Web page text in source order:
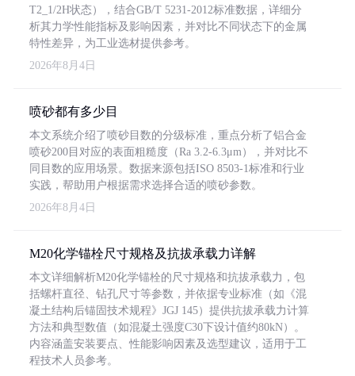
T2_1/2H状态），结合GB/T 5231-2012标准数据，详细分
析其力学性能指标及影响因素，并对比不同状态下的金属
特性差异，为工业选材提供参考。
2026年8月4日
喷砂都有多少目
本文系统介绍了喷砂目数的分级标准，重点分析了铝合金
喷砂200目对应的表面粗糙度（Ra 3.2-6.3μm），并对比不
同目数的应用场景。数据来源包括ISO 8503-1标准和行业
实践，帮助用户根据需求选择合适的喷砂参数。
2026年8月4日
M20化学锚栓尺寸规格及抗拔承载力详解
本文详细解析M20化学锚栓的尺寸规格和抗拔承载力，包
括螺杆直径、钻孔尺寸等参数，并依据专业标准（如《混
凝土结构后锚固技术规程》JGJ 145）提供抗拔承载力计算
方法和典型数值（如混凝土强度C30下设计值约80kN）。
内容涵盖安装要点、性能影响因素及选型建议，适用于工
程技术人员参考。